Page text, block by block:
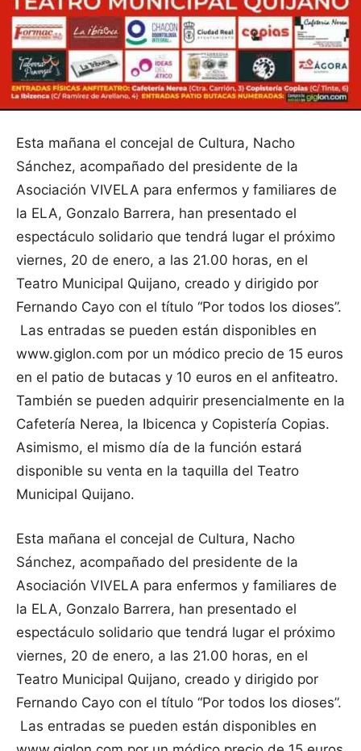
Esta mañana el concejal de Cultura, Nacho
Sánchez, acompañado del presidente de la
Asociación VIVELA para enfermos y familiares de
la ELA, Gonzalo Barrera, han presentado el
espectáculo solidario que tendrá lugar el próximo
viernes, 20 de enero, a las 21.00 horas, en el
Teatro Municipal Quijano, creado y dirigido por
Fernando Cayo con el título “Por todos los dioses”.
Las entradas se pueden están disponibles en
www.giglon.com por un módico precio de 15 euros
en el patio de butacas y 10 euros en el anfiteatro.
También se pueden adquirir presencialmente en la
Cafetería Nerea, la Ibicenca y Copistería Copias.
Asimismo, el mismo día de la función estará
disponible su venta en la taquilla del Teatro
Municipal Quijano.
Esta mañana el concejal de Cultura, Nacho
Sánchez, acompañado del presidente de la
Asociación VIVELA para enfermos y familiares de
la ELA, Gonzalo Barrera, han presentado el
espectáculo solidario que tendrá lugar el próximo
viernes, 20 de enero, a las 21.00 horas, en el
Teatro Municipal Quijano, creado y dirigido por
Fernando Cayo con el título “Por todos los dioses”.
Las entradas se pueden están disponibles en